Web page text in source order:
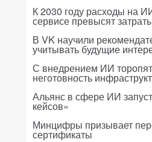
К 2030 году расходы на
сервисе превысят
В VK научили
учитывать будущие
С внедрением ИИ
неготовность
Альянс в сфере ИИ
кейсов»
Минцифры призывает
сертификаты